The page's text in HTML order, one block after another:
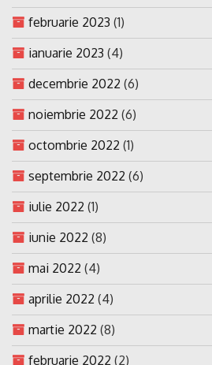
februarie 2023 (1)
ianuarie 2023 (4)
decembrie 2022 (6)
noiembrie 2022 (6)
octombrie 2022 (1)
septembrie 2022 (6)
iulie 2022 (1)
iunie 2022 (8)
mai 2022 (4)
aprilie 2022 (4)
martie 2022 (8)
februarie 2022 (2)